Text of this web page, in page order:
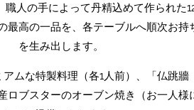
人の手によって丹精込めて作られた
高の一品を、各テーブルへ順次お
を生み出します。
ムな特製料理（各1人前）、「仏跳牆
ブスターのオーブン焼き（お一人